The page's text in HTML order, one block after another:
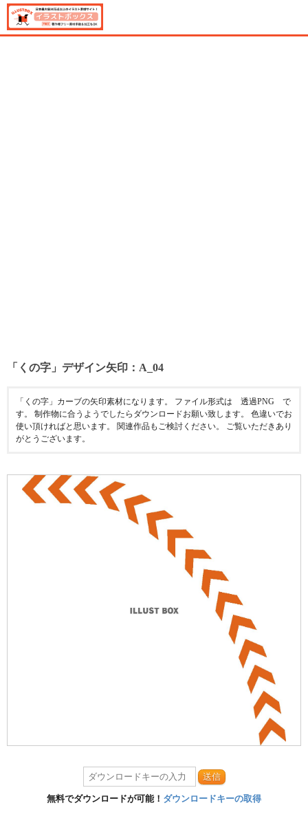
「くの字」デザイン矢印：A_04
「くの字」カーブの矢印素材になります。 ファイル形式は 透過PNG で
す。 制作物に合うようでしたらダウンロードお願い致します。 色違いでお
使い頂ければと思います。 関連作品もご検討ください。 ご覧いただきあり
がとうございます。
送信
無料でダウンロードが可能！ ダウンロードキーの取得